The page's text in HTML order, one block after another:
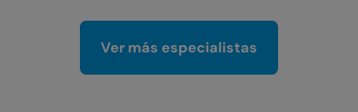
Ver más especialistas